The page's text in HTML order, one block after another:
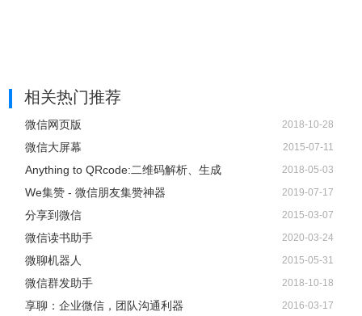
相关热门推荐
微信网页版 2018-10-28
微信大屏幕 2015-07-11
Anything to QRcode:二维码解析、生成 2018-05-03
We集赞 - 微信朋友集赞神器 2019-07-17
分享到微信 2015-03-07
微信读书助手 2020-03-24
微聊机器人 2015-05-31
微信群发助手 2018-10-18
享聊：企业微信，团队沟通利器 2016-03-17